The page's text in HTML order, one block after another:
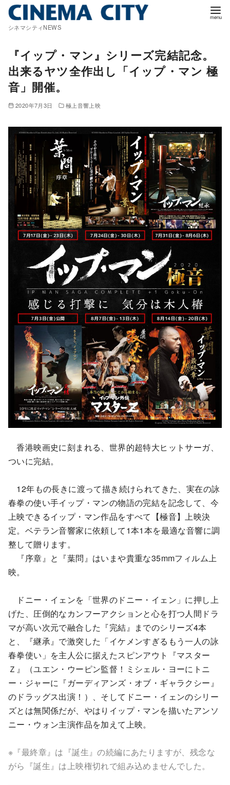
シネマシティNEWS
『イップ・マン』シリーズ完結記念。
出来るヤツ全作出し「イップ・マン 極
音」開催。
2020年7月3日 極上音響上映
香港映画史に刻まれる、世界的超特大ヒットサーガ、
ついに完結。
12年もの長きに渡って描き続けられてきた、実在の詠
春拳の使い手イップ・マンの物語の完結を記念して、今
上映できるイップ・マン作品をすべて【極音】上映決
定。ベテラン音響家に依頼して1本1本を最適な音響に調
整して贈ります。
『序章』と『葉問』はいまや貴重な35mmフィルム上
映。
ドニー・イェンを「世界のドニー・イェン」に押し上
げた、圧倒的なカンフーアクションと心を打つ人間ドラ
マが高い次元で融合した『完結』までのシリーズ4本
と、『継承』で激突した「イケメンすぎるもう一人の詠
春拳使い」を主人公に据えたスピンアウト『マスター
Ｚ』（ユエン・ウーピン監督！ミシェル・ヨーにトニ
ー・ジャーに『ガーディアンズ・オブ・ギャラクシー』
のドラッグス出演！）、そしてドニー・イェンのシリー
ズとは無関係だが、やはりイップ・マンを描いたアンソ
ニー・ウォン主演作品を加えて上映。
※『最終章』は『誕生』の続編にあたりますが、残念な
がら『誕生』は上映権切れで組み込めませんでした。